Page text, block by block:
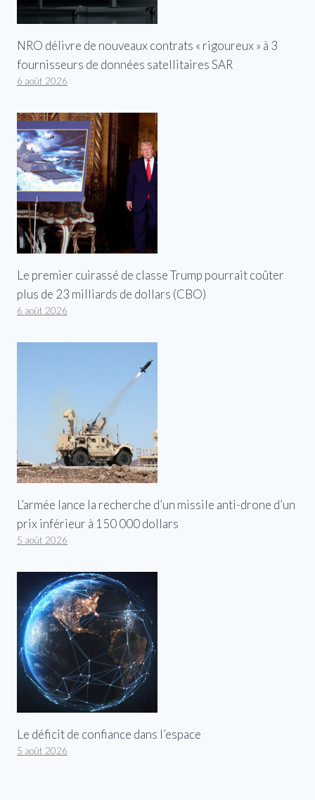
NRO délivre de nouveaux contrats « rigoureux » à 3
fournisseurs de données satellitaires SAR
6 août 2026
Le premier cuirassé de classe Trump pourrait coûter
plus de 23 milliards de dollars (CBO)
6 août 2026
L’armée lance la recherche d’un missile anti-drone d’un
prix inférieur à 150 000 dollars
5 août 2026
Le déficit de confiance dans l’espace
5 août 2026